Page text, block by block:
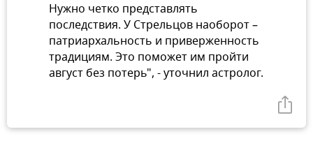
Нужно четко представлять
последствия. У Стрельцов наоборот –
патриархальность и приверженность
традициям. Это поможет им пройти
август без потерь", - уточнил астролог.